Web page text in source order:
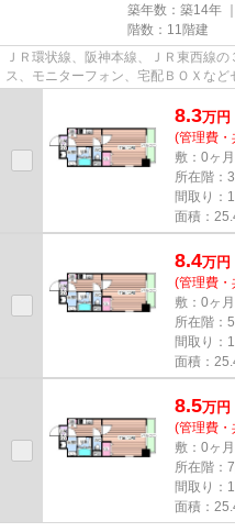
築年数：築14年
階数：11階建
ＪＲ環状線、阪神本線、ＪＲ東西線
ス、モニターフォン、宅配ＢＯＸな
8.3万円
(管理費
敷：0ヶ
所在階：
間取り：
面積：
8.4万円
(管理費
敷：0ヶ
所在階：
間取り：
面積：
8.5万円
(管理費
敷：0ヶ
所在階：
間取り：
面積：